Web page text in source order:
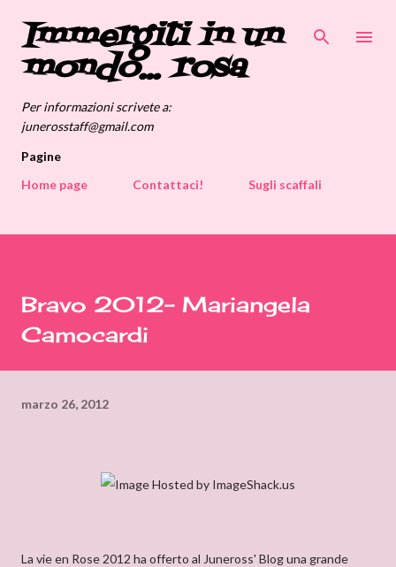
Passa ai contenuti principali
Immergiti in un
mondo... rosa
Per informazioni scrivete a:
junerosstaff@gmail.com
Pagine
Home page
Contattaci! Sugli scaffali
Bravo 2012- Mariangela
Camocardi
marzo 26, 2012
La vie en Rose 2012 ha offerto al Juneross' Blog una grande